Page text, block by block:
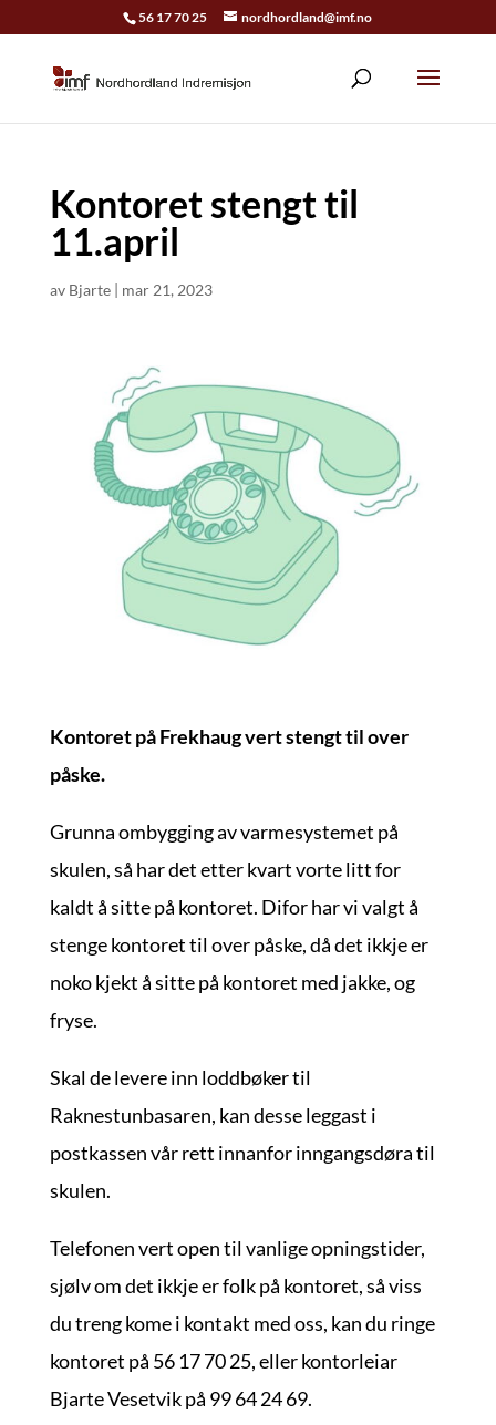
56 17 70 25 nordhordland@imf.no
Kontoret stengt til
11.april
av Bjarte| mar 21, 2023
Kontoret på Frekhaug vert stengt til over
påske.
Grunna ombygging av varmesystemet på
skulen, så har det etter kvart vorte litt for
kaldt å sitte på kontoret. Difor har vi valgt å
stenge kontoret til over påske, då det ikkje er
noko kjekt å sitte på kontoret med jakke, og
fryse.
Skal de levere inn loddbøker til
Raknestunbasaren, kan desse leggast i
postkassen vår rett innanfor inngangsdøra til
skulen.
Telefonen vert open til vanlige opningstider,
sjølv om det ikkje er folk på kontoret, så viss
du treng kome i kontakt med oss, kan du ringe
kontoret på 56 17 70 25, eller kontorleiar
Bjarte Vesetvik på 99 64 24 69.